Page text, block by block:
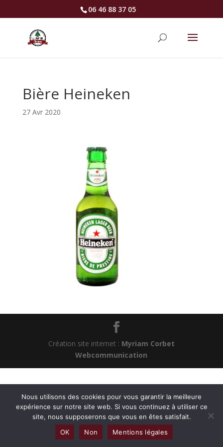
06 46 88 37 05
Bière Heineken
27 Avr 2020
Création site internet : Myriam Corbet
Webcommunication
Nous utilisons des cookies pour vous garantir la meilleure
expérience sur notre site web. Si vous continuez à utiliser ce
site, nous supposerons que vous en êtes satisfait.
OK
Non Mentions légales